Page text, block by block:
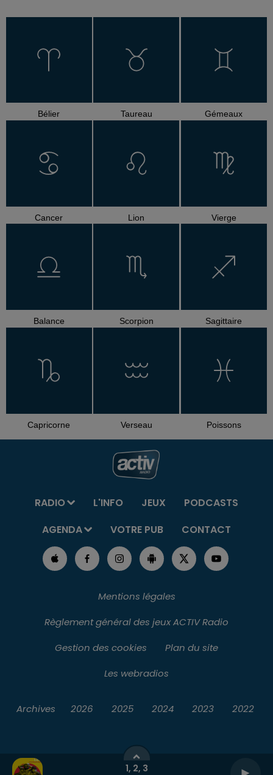
1, 2, 3
Bélier Taureau Gémeaux
Cancer Lion Vierge
Balance Scorpion Sagittaire
Capricorne Verseau Poissons
RADIO L'INFO JEUX
PODCASTS
AGENDA
VOTRE PUB CONTACT
Mentions légales
Règlement général des jeux ACTIV Radio
Gestion des cookies
Plan du site
Les webradios
Archives 2026 2025 2024 2023 2022